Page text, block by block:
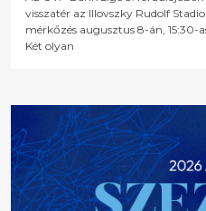
visszatér az Illovszky Rudolf
mérkőzés augusztus 8-án, 15:30-
Két olyan